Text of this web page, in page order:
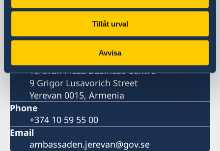
Tillåt urval
Avvisa
Sweden in Armenia, Yerevan
Embassy
Yerevan Plaza Business Centre
9 Grigor Lusavorich Street
Yerevan 0015, Armenia
Phone
+374 10 59 55 00
Email
ambassaden.jerevan@gov.se